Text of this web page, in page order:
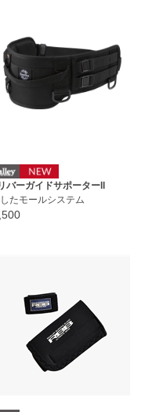
バーガイドサポーターll
たモールシステム